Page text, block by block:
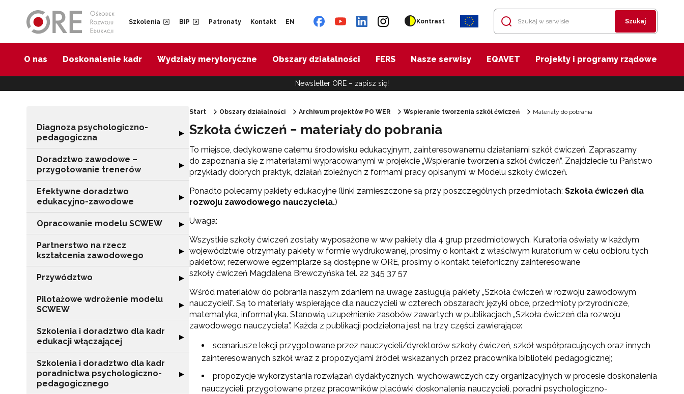
Szkolenia BIP Patronaty Kontakt EN Kontrast Szukaj
O nas Doskonalenie kadr Wydziały merytoryczne Obszary działalności FERS Nasze serwisy EQAVET Projekty i programy rządowe
Newsletter ORE – zapisz się!
Diagnoza psychologiczno-
pedagogiczna
Rozwiń sekcję "Diagnoza psychologiczno-pedagogiczna"
▶
Doradztwo zawodowe –
przygotowanie trenerów
Rozwiń sekcję "Doradztwo zawodowe – przygotowanie trenerów"
▶
Efektywne doradztwo
edukacyjno-zawodowe
Rozwiń sekcję "Efektywne doradztwo edukacyjno-zawodowe"
▶
Opracowanie modelu SCWEW Rozwiń sekcję "Opracowanie modelu SCWEW"
▶
Partnerstwo na rzecz
kształcenia zawodowego
Rozwiń sekcję "Partnerstwo na rzecz kształcenia zawodowego"
▶
Przywództwo Rozwiń sekcję "Przywództwo"
▶
Pilotażowe wdrożenie modelu
SCWEW
Rozwiń sekcję "Pilotażowe wdrożenie modelu SCWEW"
▶
Szkolenia i doradztwo dla kadr
edukacji włączającej
Rozwiń sekcję "Szkolenia i doradztwo dla kadr edukacji włączającej"
▶
Szkolenia i doradztwo dla kadr
poradnictwa psychologiczno-
pedagogicznego
Rozwiń sekcję "Szkolenia i doradztwo dla kadr poradnictwa psychologiczno-pedagogicznego"
▶
Start Obszary działalności Archiwum projektów PO WER Wspieranie tworzenia szkół ćwiczeń Materiały do pobrania
Szkoła ćwiczeń − materiały do pobrania
To miejsce, dedykowane całemu środowisku edukacyjnym, zainteresowanemu działaniami szkół ćwiczeń. Zapraszamy
do zapoznania się z materiałami wypracowanymi w projekcie „Wspieranie tworzenia szkół ćwiczeń”. Znajdziecie tu Państwo
przykłady dobrych praktyk, działań zbieżnych z formami pracy opisanymi w Modelu szkoły ćwiczeń.
Ponadto polecamy pakiety edukacyjne (linki zamieszczone są przy poszczególnych przedmiotach: Szkoła ćwiczeń dla
rozwoju zawodowego nauczyciela.)
Uwaga:
Wszystkie szkoły ćwiczeń zostały wyposażone w ww pakiety dla 4 grup przedmiotowych. Kuratoria oświaty w każdym
województwie otrzymały pakiety w formie wydrukowanej, prosimy o kontakt z właściwym kuratorium w celu odbioru tych
pakietów; rezerwowe egzemplarze są dostępne w ORE, prosimy o kontakt telefoniczny zainteresowane
szkoły ćwiczeń Magdalena Brewczyńska tel. 22 345 37 57
Wśród materiałów do pobrania naszym zdaniem na uwagę zasługują pakiety „Szkoła ćwiczeń w rozwoju zawodowym
nauczycieli”. Są to materiały wspierające dla nauczycieli w czterech obszarach: języki obce, przedmioty przyrodnicze,
matematyka, informatyka. Stanowią uzupełnienie zasobów zawartych w publikacjach „Szkoła ćwiczeń dla rozwoju
zawodowego nauczyciela”. Każda z publikacji podzielona jest na trzy części zawierające:
scenariusze lekcji przygotowane przez nauczycieli/dyrektorów szkoły ćwiczeń, szkół współpracujących oraz innych
zainteresowanych szkół wraz z propozycjami źródeł wskazanych przez pracownika biblioteki pedagogicznej;
propozycje wykorzystania rozwiązań dydaktycznych, wychowawczych czy organizacyjnych w procesie doskonalenia
nauczycieli, przygotowane przez pracowników placówki doskonalenia nauczycieli, poradni psychologiczno-